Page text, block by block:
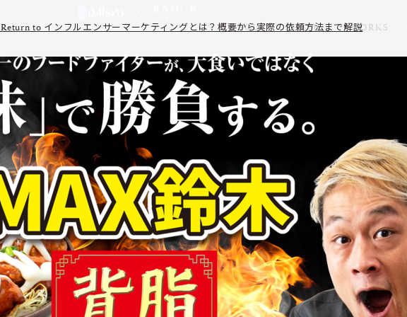
ABOUT SERVICE WORKS
Return to インフルエンサーマーケティングとは？概要から実際の依頼方法まで解説